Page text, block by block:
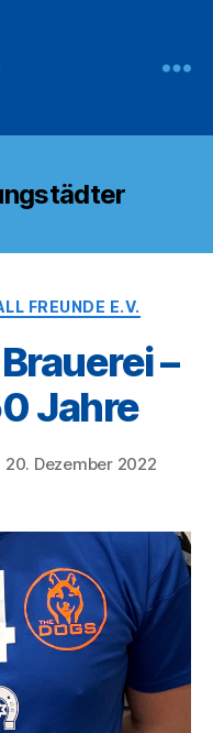
FREUNDE E.V.
–
Jahre
20. Dezember 2022